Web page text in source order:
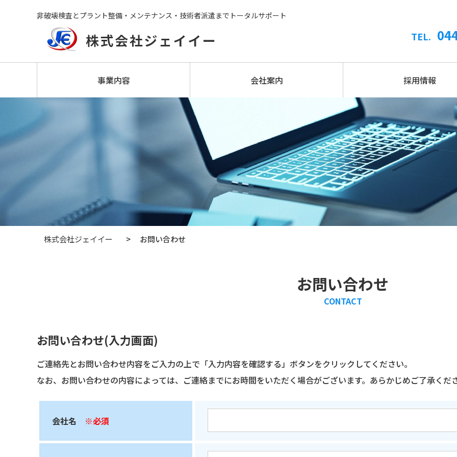
非破壊検査とプラント整備・メンテナンス・技術者派遣までトータルサポート
TEL.
事業内容 会社案内 採用情報
株式会社ジェイイー > お問い合わせ
お問い合わせ
CONTACT
お問い合わせ(入力画面)
ご連絡先とお問い合わせ内容をご入力の上で「入力内容を確認する」ボタンをクリックしてください。
なお、お問い合わせの内容によっては、ご連絡までにお時間をいただく場合がございます。あらかじめご了承くだ
会社名 ※必須